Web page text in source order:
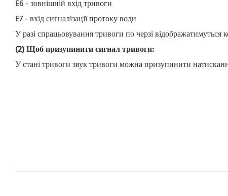
E6 - зовнішній вхід тривоги
E7 - вхід сигналізації протоку води
У разі спрацьовування тривоги по черзі
(2) Щоб призупинити сигнал тривоги:
У стані тривоги звук тривоги можна призупинити